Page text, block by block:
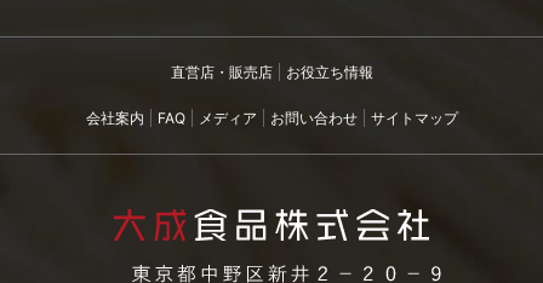
直営店・販売店 お役立ち情報
会社案内 FAQ メディア お問い合わせ サイトマップ